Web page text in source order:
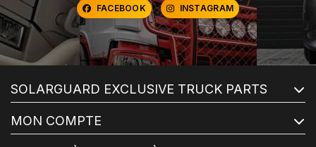
FACEBOOK INSTAGRAM
SOLARGUARD EXCLUSIVE TRUCK PARTS
MON COMPTE